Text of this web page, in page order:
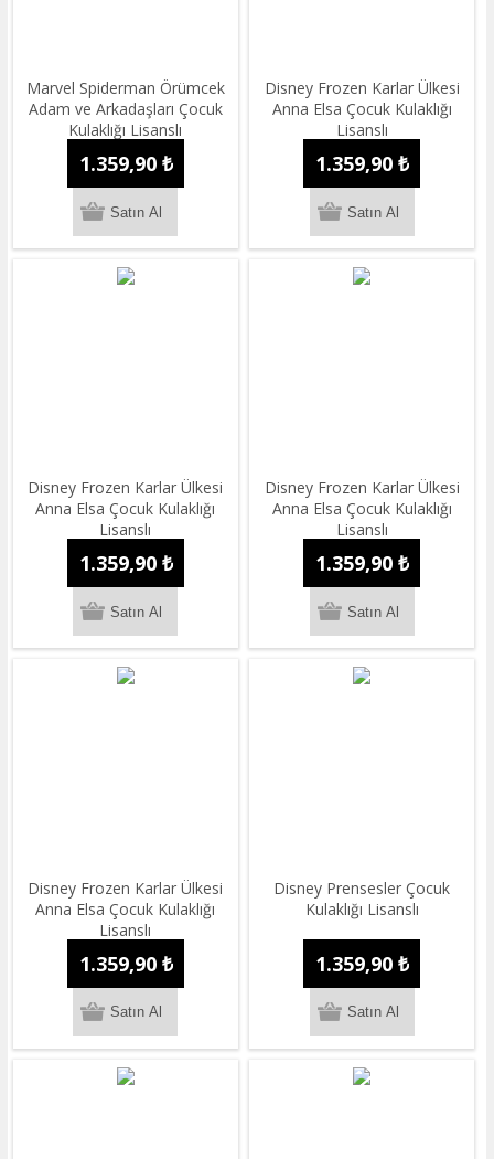
Marvel Spiderman Örümcek
Adam ve Arkadaşları Çocuk
Kulaklığı Lisanslı
1.359,90 ₺
Disney Frozen Karlar Ülkesi
Anna Elsa Çocuk Kulaklığı
Lisanslı
1.359,90 ₺
Disney Frozen Karlar Ülkesi
Anna Elsa Çocuk Kulaklığı
Lisanslı
1.359,90 ₺
Disney Frozen Karlar Ülkesi
Anna Elsa Çocuk Kulaklığı
Lisanslı
1.359,90 ₺
Disney Frozen Karlar Ülkesi
Anna Elsa Çocuk Kulaklığı
Lisanslı
1.359,90 ₺
Disney Prensesler Çocuk
Kulaklığı Lisanslı
1.359,90 ₺